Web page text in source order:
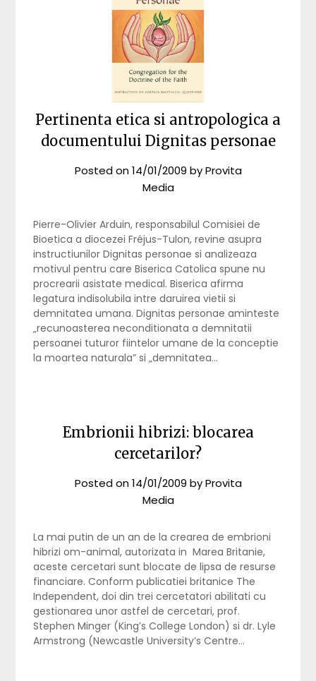
Pertinenta etica si antropologica a
documentului Dignitas personae
Posted on14/01/2009 byProvita
Media
Pierre-Olivier Arduin, responsabilul Comisiei de
Bioetica a diocezei Fréjus-Tulon, revine asupra
instructiunilor Dignitas personae si analizeaza
motivul pentru care Biserica Catolica spune nu
procrearii asistate medical. Biserica afirma
legatura indisolubila intre daruirea vietii si
demnitatea umana. Dignitas personae aminteste
„recunoasterea neconditionata a demnitatii
persoanei tuturor fiintelor umane de la conceptie
la moartea naturala” si „demnitatea…
Embrionii hibrizi: blocarea
cercetarilor?
Posted on14/01/2009 byProvita
Media
La mai putin de un an de la crearea de embrioni
hibrizi om-animal, autorizata in Marea Britanie,
aceste cercetari sunt blocate de lipsa de resurse
financiare. Conform publicatiei britanice The
Independent, doi din trei cercetatori abilitati cu
gestionarea unor astfel de cercetari, prof.
Stephen Minger (King’s College London) si dr. Lyle
Armstrong (Newcastle University’s Centre…